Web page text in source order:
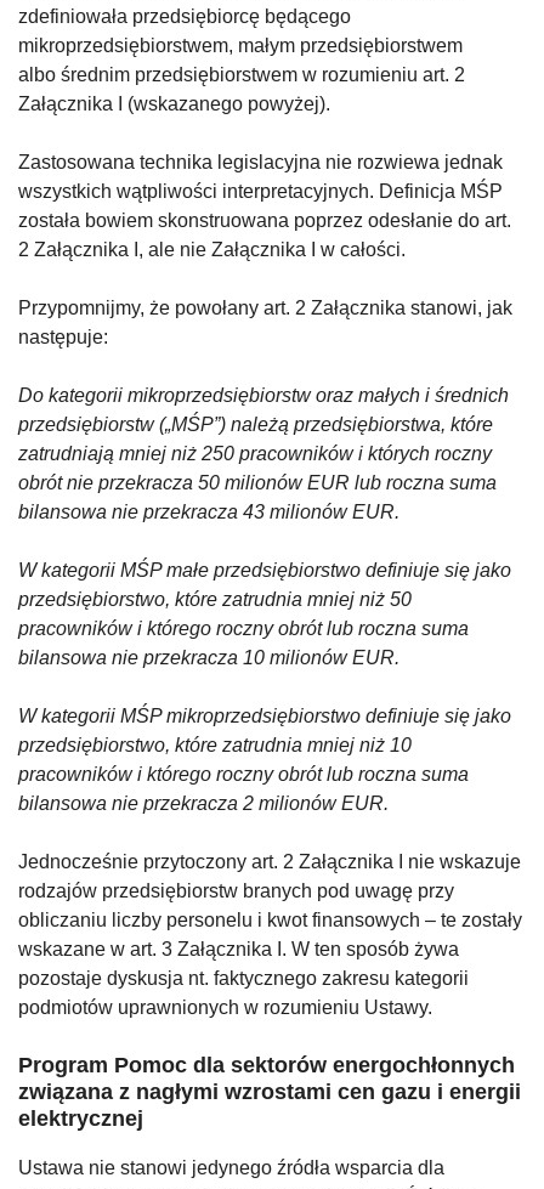
zdefiniowała przedsiębiorcę będącego
mikroprzedsiębiorstwem, małym przedsiębiorstwem
albo średnim przedsiębiorstwem w rozumieniu art. 2
Załącznika I (wskazanego powyżej).
Zastosowana technika legislacyjna nie rozwiewa jednak
wszystkich wątpliwości interpretacyjnych. Definicja MŚP
została bowiem skonstruowana poprzez odesłanie do art.
2 Załącznika I, ale nie Załącznika I w całości.
Przypomnijmy, że powołany art. 2 Załącznika stanowi, jak
następuje:
Do kategorii mikroprzedsiębiorstw oraz małych i średnich
przedsiębiorstw („MŚP”) należą przedsiębiorstwa, które
zatrudniają mniej niż 250 pracowników i których roczny
obrót nie przekracza 50 milionów EUR lub roczna suma
bilansowa nie przekracza 43 milionów EUR.
W kategorii MŚP małe przedsiębiorstwo definiuje się jako
przedsiębiorstwo, które zatrudnia mniej niż 50
pracowników i którego roczny obrót lub roczna suma
bilansowa nie przekracza 10 milionów EUR.
W kategorii MŚP mikroprzedsiębiorstwo definiuje się jako
przedsiębiorstwo, które zatrudnia mniej niż 10
pracowników i którego roczny obrót lub roczna suma
bilansowa nie przekracza 2 milionów EUR.
Jednocześnie przytoczony art. 2 Załącznika I nie wskazuje
rodzajów przedsiębiorstw branych pod uwagę przy
obliczaniu liczby personelu i kwot finansowych – te zostały
wskazane w art. 3 Załącznika I. W ten sposób żywa
pozostaje dyskusja nt. faktycznego zakresu kategorii
podmiotów uprawnionych w rozumieniu Ustawy.
Program Pomoc dla sektorów energochłonnych
związana z nagłymi wzrostami cen gazu i energii
elektrycznej
Ustawa nie stanowi jedynego źródła wsparcia dla